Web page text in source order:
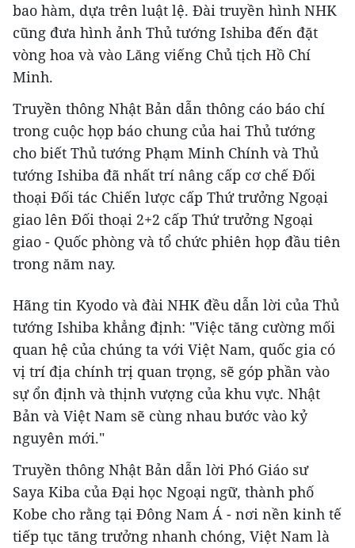
bao hàm, dựa trên luật lệ. Đài truyền hình NHK
cũng đưa hình ảnh Thủ tướng Ishiba đến đặt
vòng hoa và vào Lăng viếng Chủ tịch Hồ Chí
Minh.
Truyền thông Nhật Bản dẫn thông cáo báo chí
trong cuộc họp báo chung của hai Thủ tướng
cho biết Thủ tướng Phạm Minh Chính và Thủ
tướng Ishiba đã nhất trí nâng cấp cơ chế Đối
thoại Đối tác Chiến lược cấp Thứ trưởng Ngoại
giao lên Đối thoại 2+2 cấp Thứ trưởng Ngoại
giao - Quốc phòng và tổ chức phiên họp đầu tiên
trong năm nay.
Hãng tin Kyodo và đài NHK đều dẫn lời của Thủ
tướng Ishiba khẳng định: "Việc tăng cường mối
quan hệ của chúng ta với Việt Nam, quốc gia có
vị trí địa chính trị quan trọng, sẽ góp phần vào
sự ổn định và thịnh vượng của khu vực. Nhật
Bản và Việt Nam sẽ cùng nhau bước vào kỷ
nguyên mới."
Truyền thông Nhật Bản dẫn lời Phó Giáo sư
Saya Kiba của Đại học Ngoại ngữ, thành phố
Kobe cho rằng tại Đông Nam Á - nơi nền kinh tế
tiếp tục tăng trưởng nhanh chóng, Việt Nam là